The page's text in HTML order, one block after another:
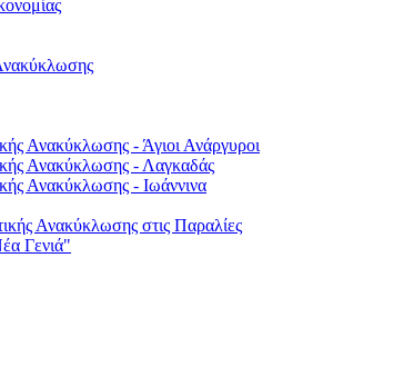
Ανακύκλωσης - Άγιοι Ανάργυροι
Ανακύκλωσης - Λαγκαδάς
Ανακύκλωσης - Ιωάννινα
Ανακύκλωσης στις Παραλίες
Γενιά"